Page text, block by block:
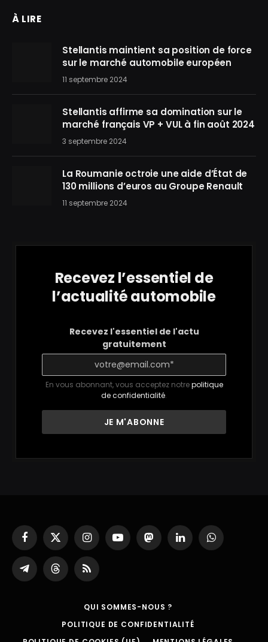
À LIRE
Stellantis maintient sa position de force
sur le marché automobile européen
11 septembre 2024
Stellantis affirme sa domination sur le
marché français VP + VUL à fin août 2024
3 septembre 2024
La Roumanie octroie une aide d’État de
130 millions d’euros au Groupe Renault
11 septembre 2024
Recevez l’essentiel de
l’actualité automobile
Recevez l'essentiel de l'actu
gratuitement
En vous abonnant, vous acceptez notrepolitique
de confidentialité.
Facebook
X
(Twitter)
InstagramYouTubeMastodonLinkedInWhatsApp
Partager
sur
ThreadsRSS
QUI SOMMES-NOUS ?
POLITIQUE DE CONFIDENTIALITÉ